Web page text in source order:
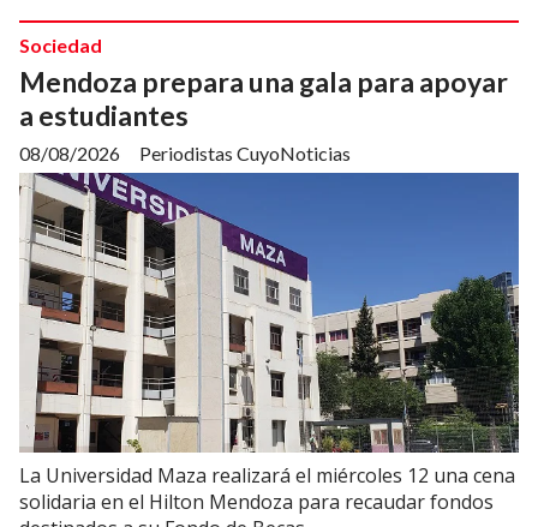
Mendoza prepara una gala para apoyar
a estudiantes
Periodistas CuyoNoticias
Sociedad
08/08/2026
La Universidad Maza realizará el miércoles 12 una cena
solidaria en el Hilton Mendoza para recaudar fondos